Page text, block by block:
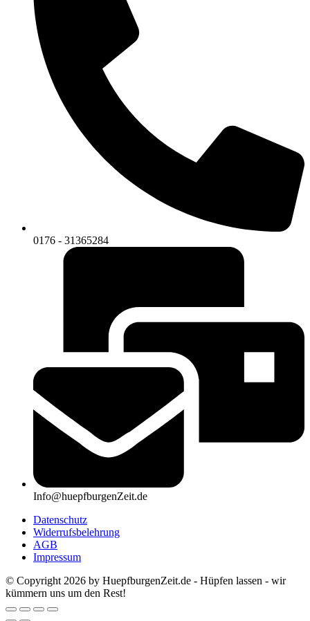
0176 - 31365284
Info@huepfburgenZeit.de
Datenschutz
Widerrufsbelehrung
AGB
Impressum
© Copyright 2026 by HuepfburgenZeit.de - Hüpfen lassen - wir
kümmern uns um den Rest!